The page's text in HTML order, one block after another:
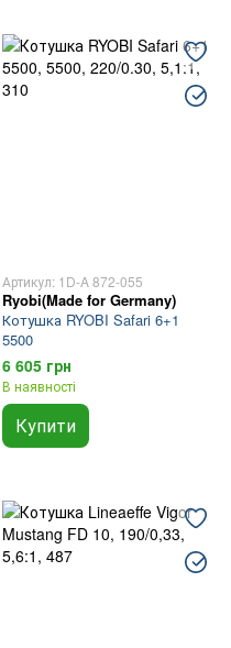
Артикул: 1D-A 872-055
Ryobi(Made for Germany)
Котушка RYOBI Safari 6+1
5500
6 605 грн
В наявності
Купити